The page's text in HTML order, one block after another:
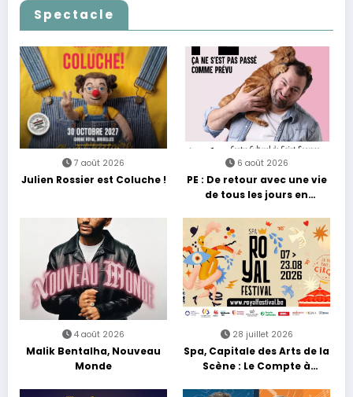
Spectacle
7 août 2026
Julien Rossier est Coluche !
6 août 2026
PE : De retour avec une vie
de tous les jours en
4 août 2026
Malik Bentalha, Nouveau
Monde
28 juillet 2026
Spa, Capitale des Arts de la
Scène : Le Compte à